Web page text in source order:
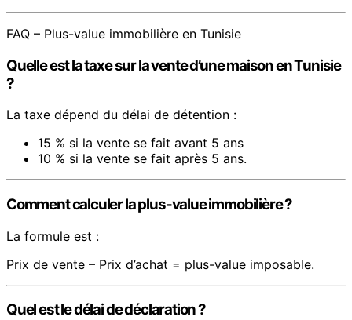
FAQ – Plus-value immobilière en Tunisie
Quelle est la taxe sur la vente d’une maison en Tunisie
?
La taxe dépend du délai de détention :
15 % si la vente se fait avant 5 ans
10 % si la vente se fait après 5 ans.
Comment calculer la plus-value immobilière ?
La formule est :
Prix de vente – Prix d’achat = plus-value imposable.
Quel est le délai de déclaration ?